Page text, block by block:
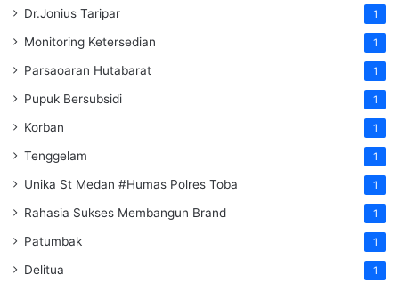
Dr.Jonius Taripar 1
Monitoring Ketersedian 1
Parsaoaran Hutabarat 1
Pupuk Bersubsidi 1
Korban 1
Tenggelam 1
Unika St Medan #Humas Polres Toba 1
Rahasia Sukses Membangun Brand 1
Patumbak 1
Delitua 1